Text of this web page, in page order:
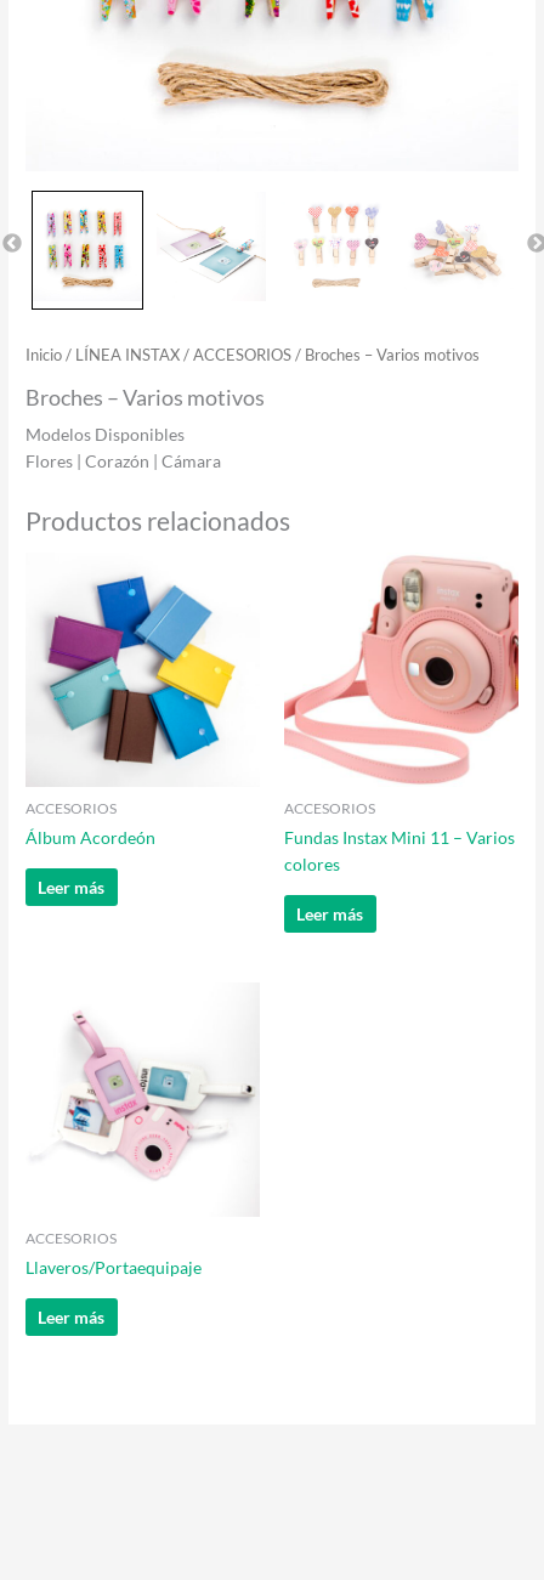
Inicio / LÍNEA INSTAX /ACCESORIOS / Broches – Varios motivos
Broches – Varios motivos
Modelos Disponibles
Flores | Corazón | Cámara
Productos relacionados
ACCESORIOS
Álbum Acordeón
Leer más
ACCESORIOS
Fundas Instax Mini 11 – Varios
colores
Leer más
ACCESORIOS
Llaveros/Portaequipaje
Leer más